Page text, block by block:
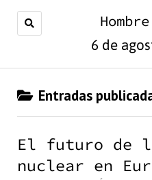
6 de
Entradas
El futuro de
nuclear en